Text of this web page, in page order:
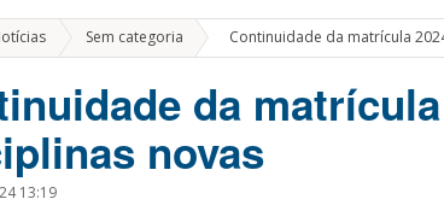
Sem categoria » Continuidade da matrícula
da
novas
13:19